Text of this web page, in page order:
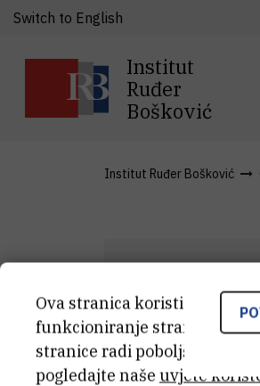
Institut
Ruđer
Bošković
Switch to English
Institut Ruđer Bošković
Č
Ova stranica koristi
funkcioniranje stranice, dok
stranice radi poboljšanja
pogledajte naše uvjete